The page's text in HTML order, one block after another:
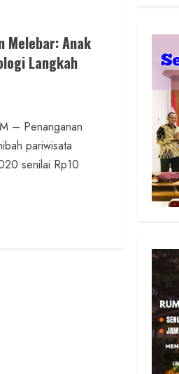
Melebar: Anak
Langkah
– Penanganan
pariwisata
senilai Rp10